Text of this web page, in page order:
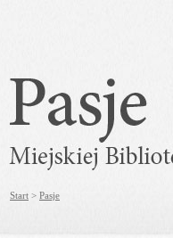
Start > Pasje